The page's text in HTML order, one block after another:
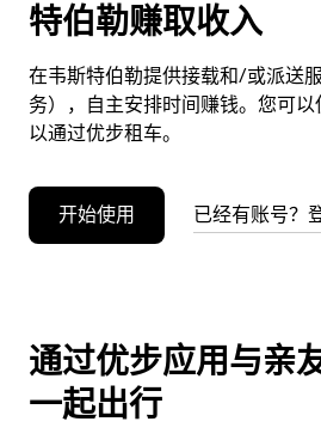
历。
特伯勒赚取收入
在韦斯特伯勒提供接载和/或派送
务），自主安排时间赚钱。您可
以通过优步租车。
开始使用 已经有账号？
通过优步应用与亲
一起出行